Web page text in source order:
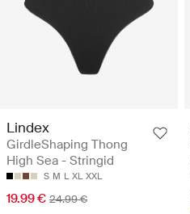
Lindex
GirdleShaping Thong
High Sea - Stringid
S M L XL XXL
19.99 € 24.99 €